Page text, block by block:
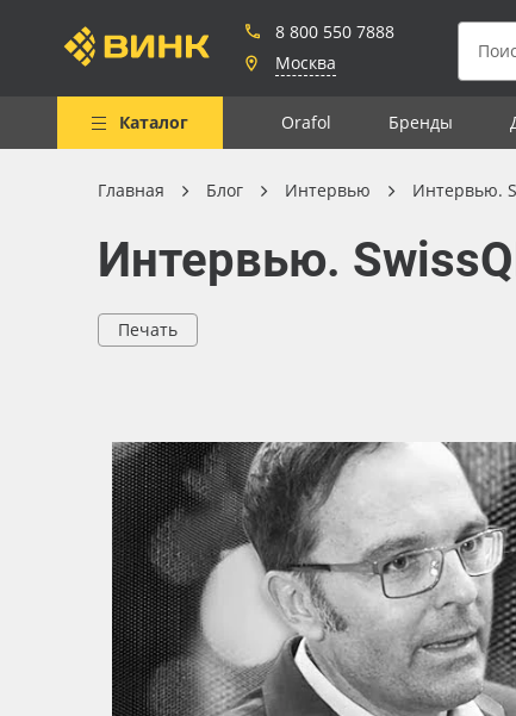
8 800 550 7888
Москва
Каталог Orafol Бренды
Весь каталог
Рулонные материалы
Листовые материалы
Мобильные конструкции и
POS-материалы
Профильные системы
Сублимация и термотрансфер
Светотехника
Инженерные пластики
Упаковочные материалы
Главная Блог Интервью Интервью.
Интервью.
Печать